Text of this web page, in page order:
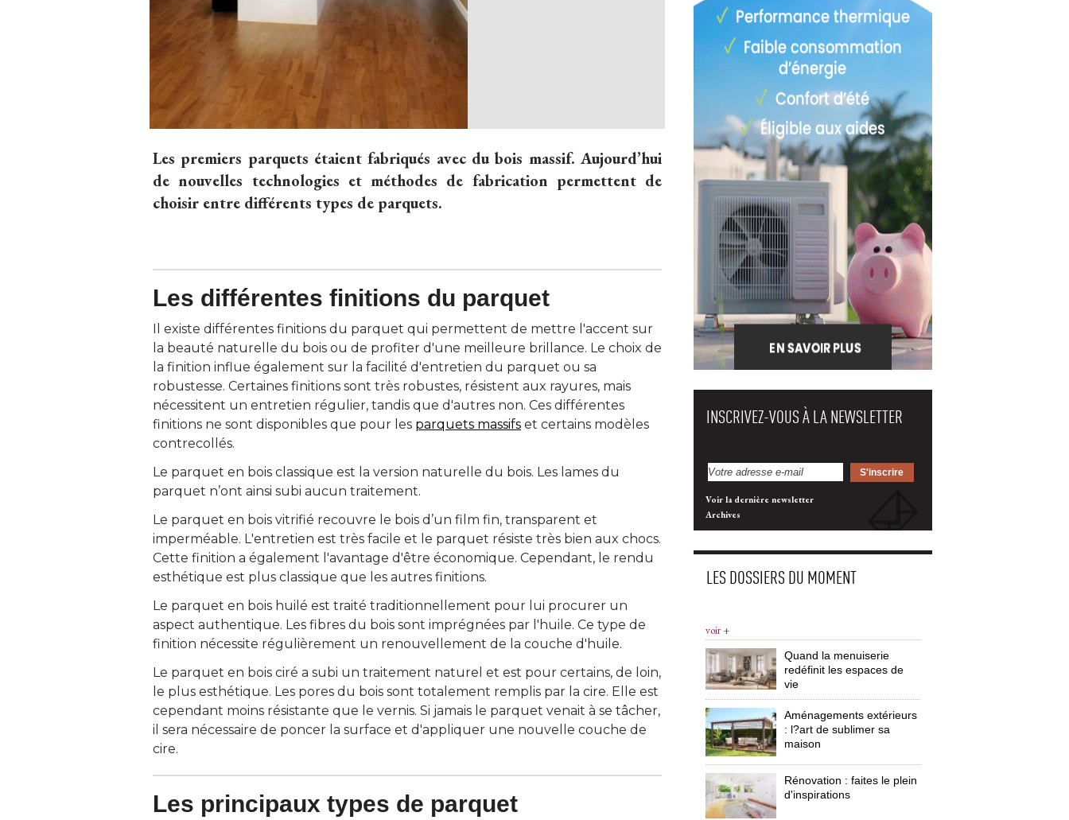
Les premiers parquets étaient fabriqués avec du bois massif. Aujourd’hui
de nouvelles technologies et méthodes de fabrication permettent de
choisir entre différents types de parquets.
Les différentes finitions du parquet
Il existe différentes finitions du parquet qui permettent de mettre l'accent sur
la beauté naturelle du bois ou de profiter d'une meilleure brillance. Le choix de
la finition influe également sur la facilité d'entretien du parquet ou sa
robustesse. Certaines finitions sont très robustes, résistent aux rayures, mais
nécessitent un entretien régulier, tandis que d'autres non. Ces différentes
finitions ne sont disponibles que pour les parquets massifs et certains modèles
contrecollés.
Le parquet en bois classique est la version naturelle du bois. Les lames du
parquet n’ont ainsi subi aucun traitement.
Le parquet en bois vitrifié recouvre le bois d’un film fin, transparent et
imperméable. L'entretien est très facile et le parquet résiste très bien aux chocs.
Cette finition a également l'avantage d'être économique. Cependant, le rendu
esthétique est plus classique que les autres finitions.
Le parquet en bois huilé est traité traditionnellement pour lui procurer un
aspect authentique. Les fibres du bois sont imprégnées par l'huile. Ce type de
finition nécessite régulièrement un renouvellement de la couche d'huile.
Le parquet en bois ciré a subi un traitement naturel et est pour certains, de loin,
le plus esthétique. Les pores du bois sont totalement remplis par la cire. Elle est
cependant moins résistante que le vernis. Si jamais le parquet venait à se tâcher,
il sera nécessaire de poncer la surface et d'appliquer une nouvelle couche de
cire.
Les principaux types de parquet
INSCRIVEZ-VOUS À LA NEWSLETTER
Voir la dernière newsletter
Archives
LES DOSSIERS DU MOMENT
voir +
Quand la menuiserie
redéfinit les espaces de
vie
Aménagements extérieurs
: l?art de sublimer sa
maison
Rénovation : faites le plein
d'inspirations